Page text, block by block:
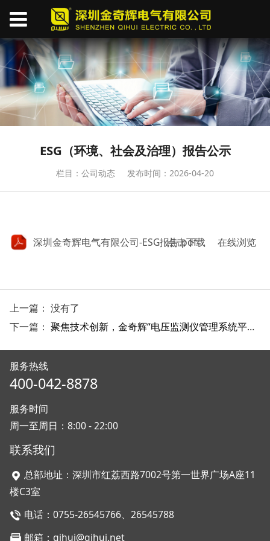
ESG（环境、社会及治理）报告公示
栏目：公司动态 发布时间：2026-04-20
深圳金奇辉电气有限公司-ESG报告.pdf
点击下载 在线浏览
上一篇： 没有了
下一篇： 聚焦技术创新，金奇辉“电压监测仪管理系统平台”新品测试上线
服务热线
400-042-8878
服务时间
周一至周日：8:00 - 22:00
联系我们
总部地址：深圳市红荔西路7002号第一世界广场A座11
楼C3室
电话：0755-26545766、26545788
邮箱：qihui@qihui.net